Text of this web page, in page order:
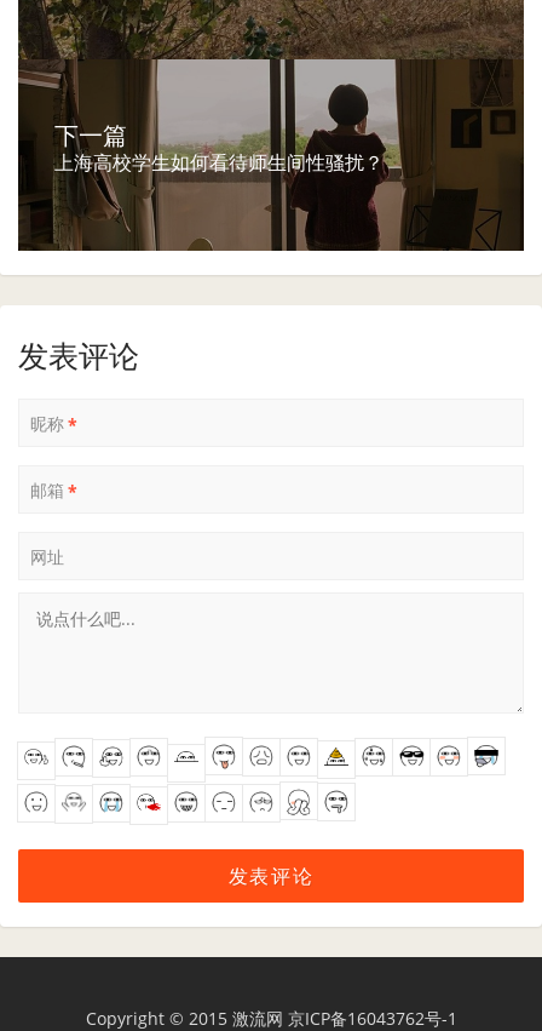
下一篇
上海高校学生如何看待师生间性骚扰？
发表评论
昵称*
邮箱 *
网址
Copyright © 2015 激流网 京ICP备16043762号-1